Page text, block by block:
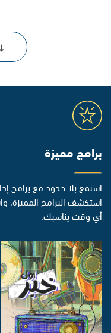
برامج مميزة
استمع بلا حدود مع برامج
استكشف البرامج المميزة،
أي وقت يناسبك.